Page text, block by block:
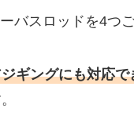
バスロッドを4つ
ギングにも対応